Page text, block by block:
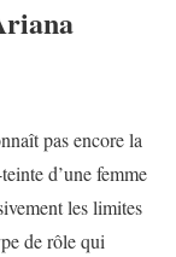
pas encore la
d’une femme
les limites
de rôle qui